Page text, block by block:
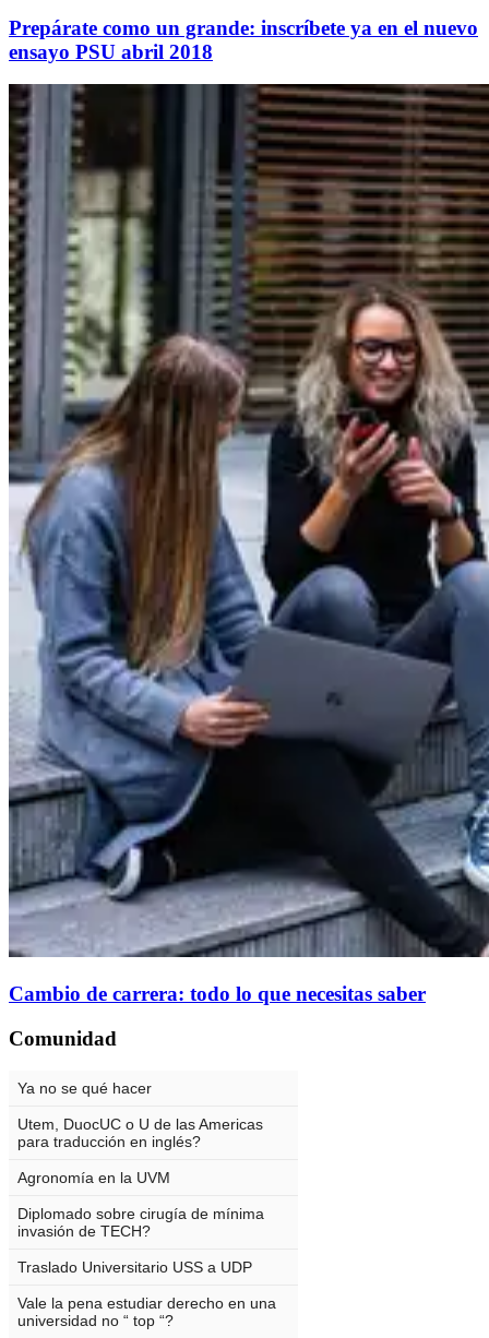
Prepárate como un grande: inscríbete ya en el nuevo
ensayo PSU abril 2018
Cambio de carrera: todo lo que necesitas saber
Comunidad